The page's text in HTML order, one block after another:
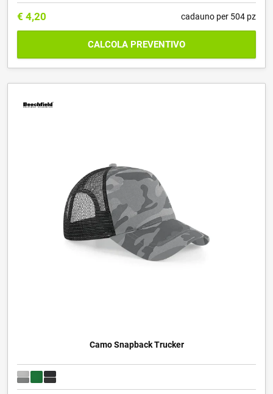
€ 4,20 cadauno per 504 pz
CALCOLA PREVENTIVO
Camo Snapback Trucker